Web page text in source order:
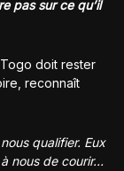
pas sur ce qu’il
doit rester
reconnaît
qualifier. Eux
nous de courir…